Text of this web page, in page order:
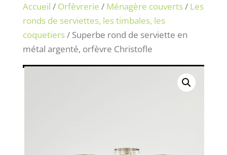
Accueil / Orfèvrerie / Ménagère couverts/ Les
ronds de serviettes, les timbales, les
coquetiers/ Superbe rond de serviette en
métal argenté, orfèvre Christofle